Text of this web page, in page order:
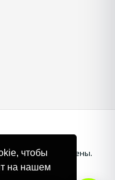
Все права зашищены.
чтобы
на нашем